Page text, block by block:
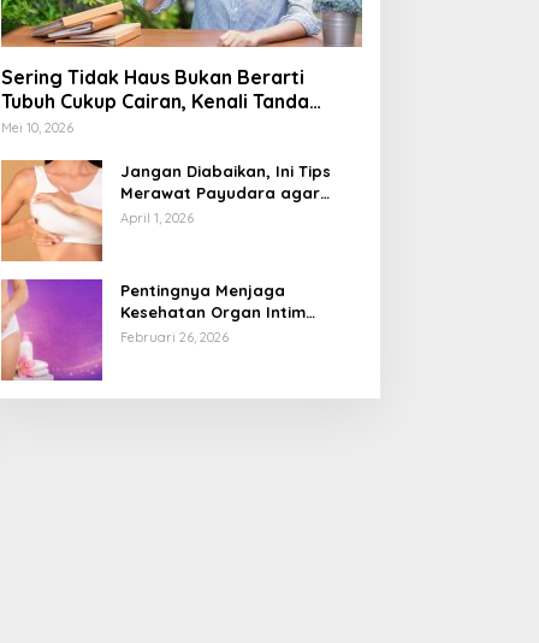
Sering Tidak Haus Bukan Berarti
Tubuh Cukup Cairan, Kenali Tanda
Dehidrasi Ringan
Mei 10, 2026
Jangan Diabaikan, Ini Tips
Merawat Payudara agar
Tetap Sehat dan Terhindar
April 1, 2026
Pentingnya Menjaga
Kesehatan Organ Intim
Wanita, Ini 3 Cara Perawatan
Februari 26, 2026